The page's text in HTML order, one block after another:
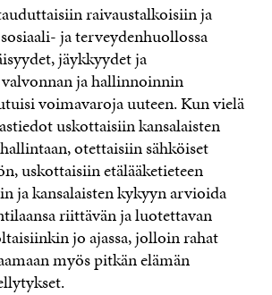
raivaustalkoisiin ja
ja terveydenhuollossa
jäykkyydet ja
ja hallinnoinnin
voimavaroja uuteen. Kun vielä
uskottaisiin kansalaisten
otettaisiin sähköiset
uskottaisiin etälääketieteen
ja kansalaisten kykyyn arvioida
riittävän ja luotettavan
jo ajassa, jolloin rahat
myös pitkän elämän